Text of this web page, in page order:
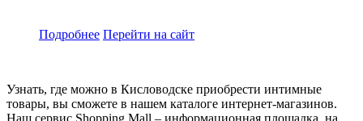
Подробнее Перейти на сайт
Узнать, где можно в Кисловодске приобрести интимные
товары, вы сможете в нашем каталоге интернет-магазинов.
Наш сервис Shopping Mall – информационная площадка, на